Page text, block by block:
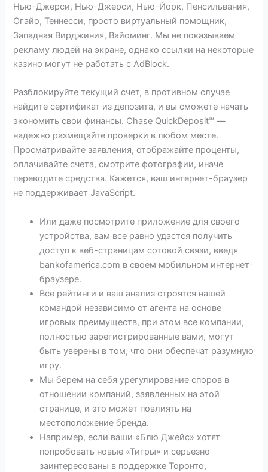
Нью-Джерси, Нью-Джерси, Нью-Йорк, Пенсильвания,
Огайо, Теннесси, просто виртуальный помощник,
Западная Вирджиния, Вайоминг. Мы не показываем
рекламу людей на экране, однако ссылки на некоторые
казино могут не работать с AdBlock.
Разблокируйте текущий счет, в противном случае
найдите сертификат из депозита, и вы сможете начать
экономить свои финансы. Chase QuickDeposit℠ —
надежно размещайте проверки в любом месте.
Просматривайте заявления, отображайте проценты,
оплачивайте счета, смотрите фотографии, иначе
переводите средства. Кажется, ваш интернет-браузер
не поддерживает JavaScript.
Или даже посмотрите приложение для своего
устройства, вам все равно удастся получить
доступ к веб-страницам сотовой связи, введя
bankofamerica.com в своем мобильном интернет-
браузере.
Все рейтинги и ваш анализ строятся нашей
командой независимо от агента на основе
игровых преимуществ, при этом все компании,
полностью зарегистрированные вами, могут
быть уверены в том, что они обеспечат разумную
игру.
Мы берем на себя урегулирование споров в
отношении компаний, заявленных на этой
странице, и это может повлиять на
местоположение бренда.
Например, если ваши «Блю Джейс» хотят
попробовать новые «Тигры» и серьезно
заинтересованы в поддержке Торонто,